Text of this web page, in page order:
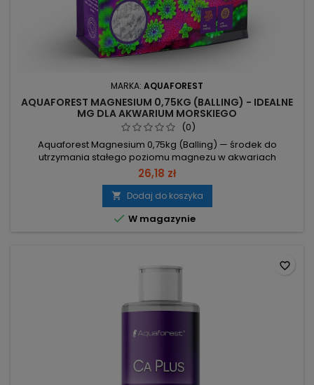
MARKA: AQUAFOREST
AQUAFOREST MAGNESIUM 0,75KG (BALLING) - IDEALNE
MG DLA AKWARIUM MORSKIEGO
(0)
Aquaforest Magnesium 0,75kg (Balling) — środek do
utrzymania stałego poziomu magnezu w akwariach
rafowych, przygotowywany zgodnie z instrukcją producenta.
Opakowanie 0,75 kg – koncentrat do przygotowania
roztworów Balling. Rozpuszczanie: rozpuścić 10 g oraz 50 g
Calcium Aquaforest w 1000 ml demineralizowanej wody.
Docelowy poziom Mg: utrzymuj...
26,18 zł
 Dodaj do koszyka
 W magazynie
favorite_border